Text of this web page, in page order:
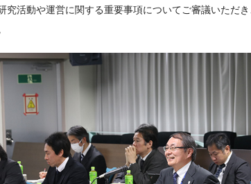
究活動や運営に関する重要事項についてご審議いただ